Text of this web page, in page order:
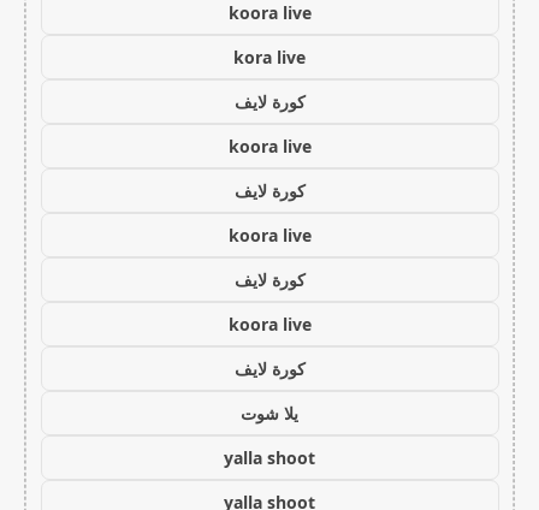
koora live
kora live
كورة لايف
koora live
كورة لايف
koora live
كورة لايف
koora live
كورة لايف
يلا شوت
yalla shoot
yalla shoot